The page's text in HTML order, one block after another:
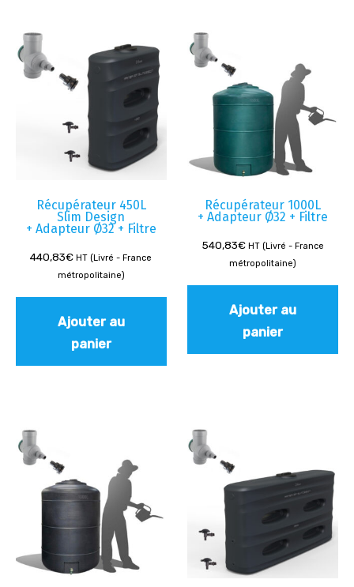
Récupérateur 450L
Slim Design
+ Adapteur Ø32 + Filtre
440,83€ HT (Livré - France
métropolitaine)
Ajouter au
panier
Récupérateur 1000L
+ Adapteur Ø32 + Filtre
540,83€ HT (Livré - France
métropolitaine)
Ajouter au
panier